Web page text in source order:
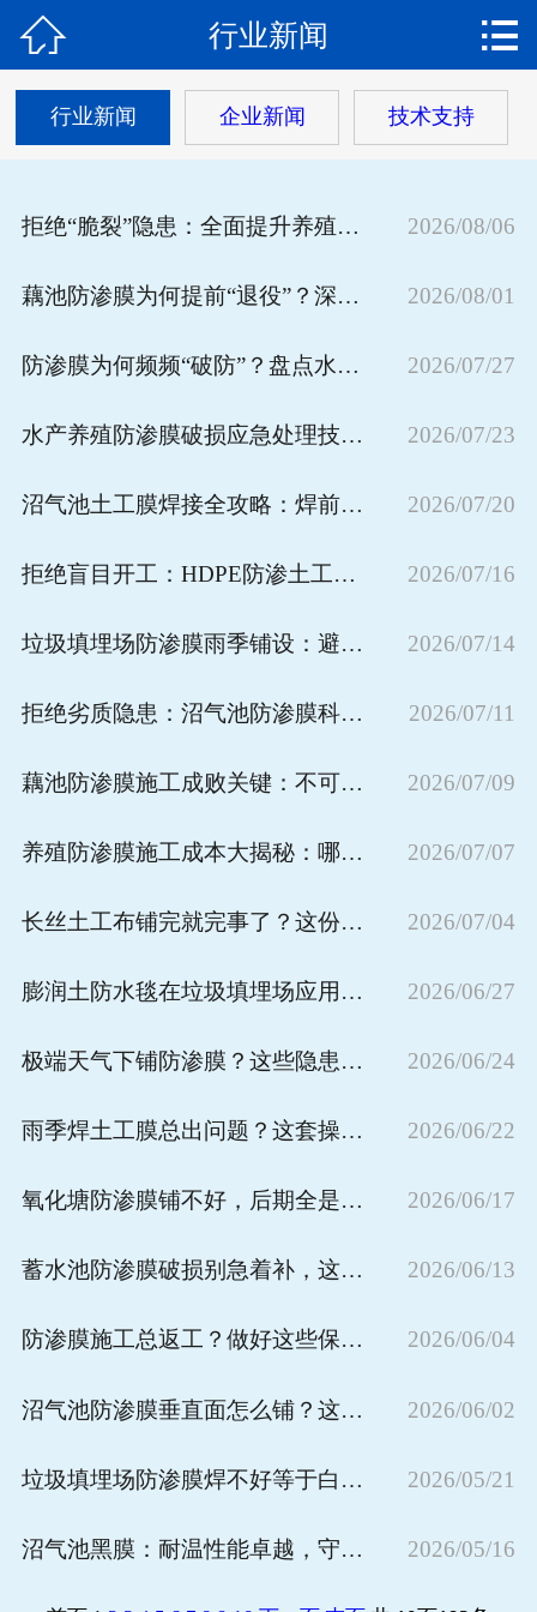
关于我们
产品中心
 行业新闻 
行业新闻 企业新闻 技术支持
拒绝“脆裂”隐患：全面提升养殖防渗膜抗开裂能力的实战技巧 2026/08/06
藕池防渗膜为何提前“退役”？深扒缩短使用寿命的核心诱因 2026/08/01
防渗膜为何频频“破防”？盘点水产养殖中的自然破坏力 2026/07/27
水产养殖防渗膜破损应急处理技巧：快速止损，科学修补 2026/07/23
沼气池土工膜焊接全攻略：焊前焊后这些细节决定防渗成败 2026/07/20
拒绝盲目开工：HDPE防渗土工膜施工前必备准备指南 2026/07/16
垃圾填埋场防渗膜雨季铺设：避开这些隐患保质量 2026/07/14
拒绝劣质隐患：沼气池防渗膜科学选购指南 2026/07/11
藕池防渗膜施工成败关键：不可忽视的核心细节解析 2026/07/09
养殖防渗膜施工成本大揭秘：哪些因素在决定你的工程预算？ 2026/07/07
长丝土工布铺完就完事了？这份后期保养攻略帮你多用好几年 2026/07/04
膨润土防水毯在垃圾填埋场应用中作用不可替代 2026/06/27
极端天气下铺防渗膜？这些隐患不容忽视 2026/06/24
雨季焊土工膜总出问题？这套操作流程专治各种不服 2026/06/22
氧化塘防渗膜铺不好，后期全是坑——这些施工重点必须死磕 2026/06/17
蓄水池防渗膜破损别急着补，这些修复细节搞错了越补越漏 2026/06/13
防渗膜施工总返工？做好这些保护措施才能一次交工 2026/06/04
沼气池防渗膜垂直面怎么铺？这套施工流程才是正解 2026/06/02
垃圾填埋场防渗膜焊不好等于白干！这些无缝焊接技巧老师傅都在用 2026/05/21
沼气池黑膜：耐温性能卓越，守护绿色能源 2026/05/16